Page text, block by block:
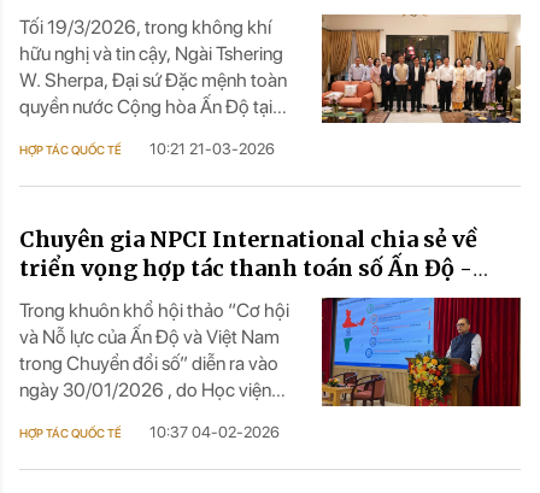
Tối 19/3/2026, trong không khí
hữu nghị và tin cậy, Ngài Tshering
W. Sherpa, Đại sứ Đặc mệnh toàn
quyền nước Cộng hòa Ấn Độ tại
mật Đoàn lãnh đạo và cán bộ Học
viện Chính trị quốc gia Hồ Chí Minh
Hà Nội.
HỢP TÁC QUỐC TẾ 10:21 21-03-2026
Chuyên gia NPCI International chia sẻ về
triển vọng hợp tác thanh toán số Ấn Độ -
Việt Nam
Trong khuôn khổ hội thảo “Cơ hội
và Nỗ lực của Ấn Độ và Việt Nam
trong Chuyển đổi số” diễn ra vào
ngày 30/01/2026 , do Học viện
(HCMA) và Đại sứ quán Ấn Độ đồng
tổ chức, ông Anubhav Sharma,
HỢP TÁC QUỐC TẾ 10:37 04-02-2026